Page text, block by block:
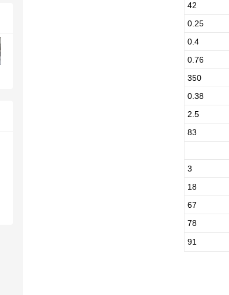
42
0.25
0.4
0.76
350
0.38
2.5
83
3
18
67
78
91